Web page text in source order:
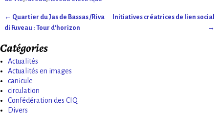
Navigation des articles
← Quartier du Jas de Bassas /Riva
di Fuveau : Tour d’horizon
Initiatives créatrices de lien social
→
Catégories
Actualités
Actualités en images
canicule
circulation
Confédération des CIQ
Divers